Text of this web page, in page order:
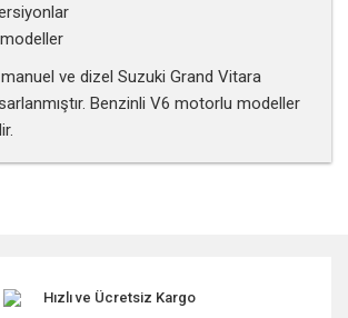
ve dizel Suzuki Grand Vitara
Benzinli V6 motorlu modeller
bozuk veya görüntülenemiyor.
Hızlı ve Ücretsiz Kargo